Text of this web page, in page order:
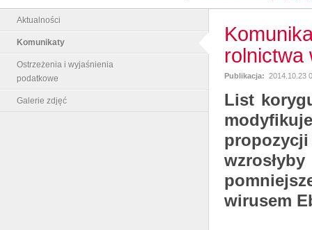
Aktualności
Komunikaty
Ostrzeżenia i wyjaśnienia
podatkowe
Galerie zdjęć
rolnictwa
Publikacja: 2014.10.23
List
wirusem